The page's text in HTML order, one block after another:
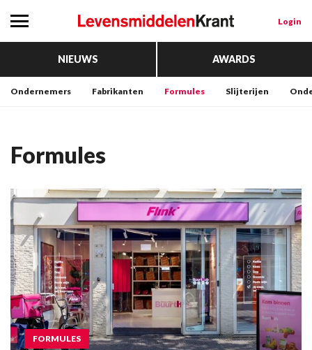
Login
NIEUWS AWARDS
Ondernemers Fabrikanten Formules Slijterijen
Formules
FORMULES